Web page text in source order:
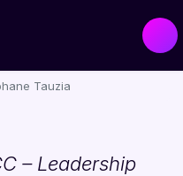
Tauzia
– Leadership